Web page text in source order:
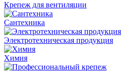
Крепеж для вентиляции
Сантехника
Электротехническая продукция
Химия